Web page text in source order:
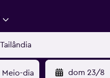
Meio-dia dom 23/8